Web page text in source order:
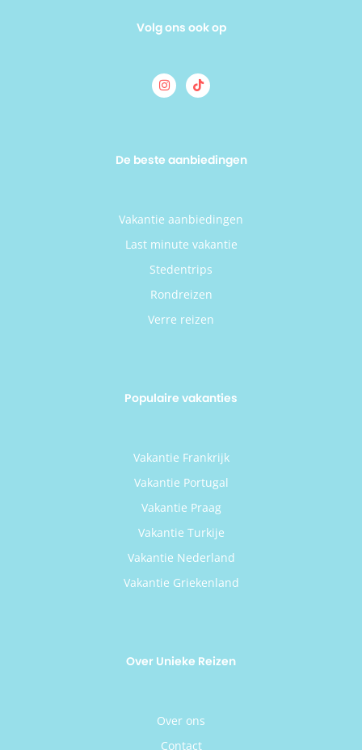
Volg ons ook op
De beste aanbiedingen
Vakantie aanbiedingen
Last minute vakantie
Stedentrips
Rondreizen
Verre reizen
Populaire vakanties
Vakantie Frankrijk
Vakantie Portugal
Vakantie Praag
Vakantie Turkije
Vakantie Nederland
Vakantie Griekenland
Over Unieke Reizen
Over ons
Contact